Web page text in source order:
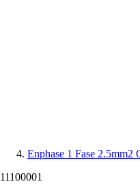
Enphase 1 Fase 2.5mm2
11100001